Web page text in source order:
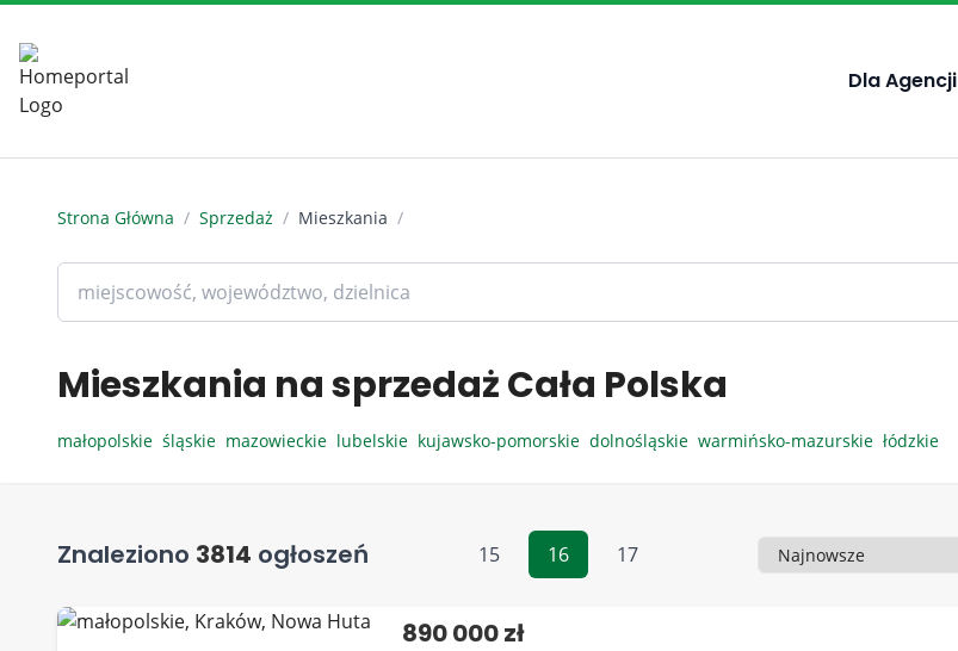
Dla Agencji
Strona Główna / Sprzedaż / Mieszkania /
Mieszkania na sprzedaż Cała Polska
małopolskie śląskie mazowieckie lubelskie kujawsko-pomorskie dolnośląskie warmińsko-mazurskie łódzkie
Znaleziono 3814 ogłoszeń 15 16 17 Sortowanie
890 000 zł